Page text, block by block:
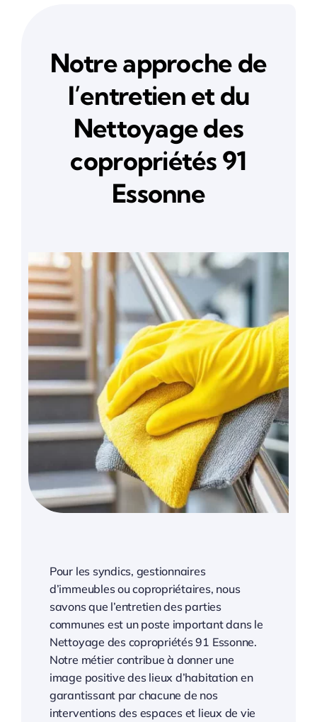
Notre approche de
l’entretien et du
Nettoyage des
copropriétés 91
Essonne
Pour les syndics, gestionnaires
d’immeubles ou copropriétaires, nous
savons que l’entretien des parties
communes est un poste important dans le
Nettoyage des copropriétés 91 Essonne.
Notre métier contribue à donner une
image positive des lieux d’habitation en
garantissant par chacune de nos
interventions des espaces et lieux de vie